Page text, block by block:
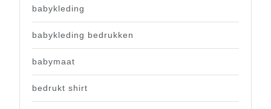
babykleding
babykleding bedrukken
babymaat
bedrukt shirt